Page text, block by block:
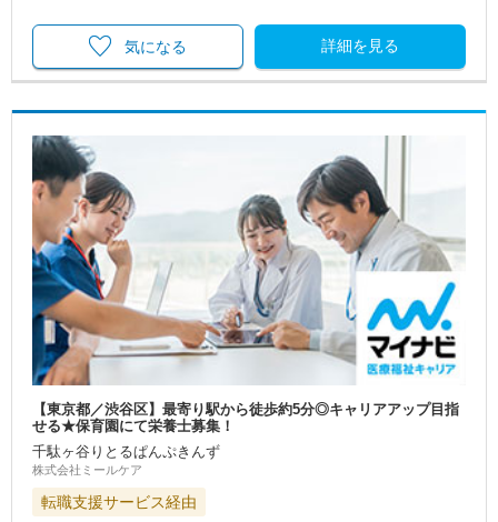
詳細を見る
気になる
【東京都／渋谷区】最寄り駅から徒歩約5分◎キャリアアップ目指
せる★保育園にて栄養士募集！
千駄ヶ谷りとるぱんぷきんず
株式会社ミールケア
転職支援サービス経由